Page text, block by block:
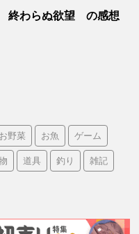
わらぬ欲望 の感想
お野菜 お魚 ゲーム
道具 釣り 雑記